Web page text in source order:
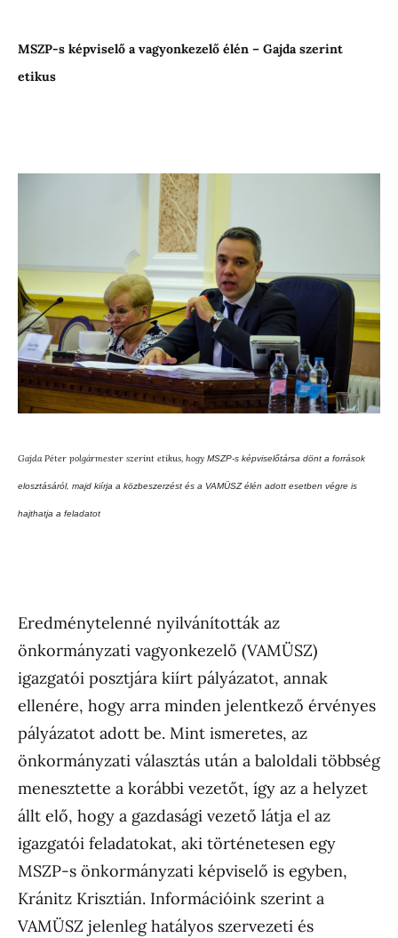
MSZP-s képviselő a vagyonkezelő élén – Gajda szerint
etikus
Gajda Péter polgármester szerint etikus, hogy MSZP-s képviselőtársa dönt a források
elosztásáról, majd kiírja a közbeszerzést és a VAMÜSZ élén adott esetben végre is
hajthatja a feladatot
Eredménytelenné nyilvánították az
önkormányzati vagyonkezelő (VAMÜSZ)
igazgatói posztjára kiírt pályázatot, annak
ellenére, hogy arra minden jelentkező érvényes
pályázatot adott be. Mint ismeretes, az
önkormányzati választás után a baloldali többség
menesztette a korábbi vezetőt, így az a helyzet
állt elő, hogy a gazdasági vezető látja el az
igazgatói feladatokat, aki történetesen egy
MSZP-s önkormányzati képviselő is egyben,
Kránitz Krisztián. Információink szerint a
VAMÜSZ jelenleg hatályos szervezeti és